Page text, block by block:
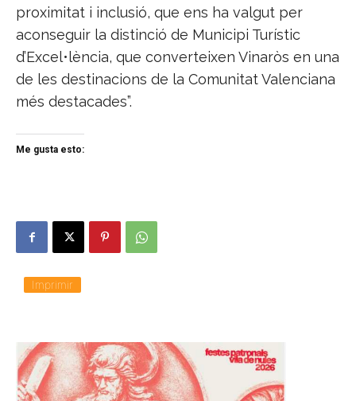
proximitat i inclusió, que ens ha valgut per
aconseguir la distinció de Municipi Turístic
d’Excel•lència, que converteixen Vinaròs en una
de les destinacions de la Comunitat Valenciana
més destacades”.
Me gusta esto:
Imprimir